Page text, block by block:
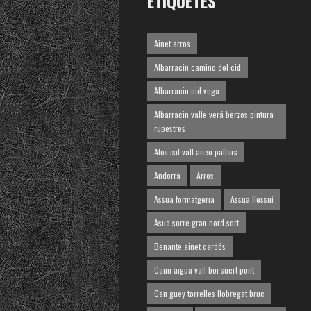
Ainet arros
Albarracin camino del cid
Albarracin cid vega
Albarracin valle verá berzos pintura
rupestres
Alos isil vall aneu pallars
Andorra
Arros
Assua formatgeria
Assua llessuí
Asua sorre gran nord sort
Benante ainet cardós
Cami aigua vall boi suert pont
Can guey torrelles llobregat bruc